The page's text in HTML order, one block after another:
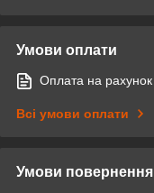
Умови оплати
Оплата на рахунок
Всі умови оплати
Умови повернення